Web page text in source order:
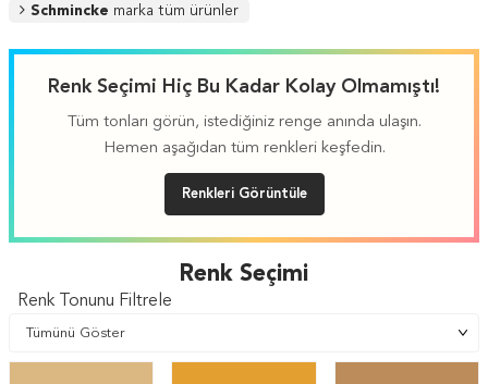
Schmincke marka tüm ürünler
Renk Seçimi Hiç Bu Kadar Kolay Olmamıştı!
Tüm tonları görün, istediğiniz renge anında ulaşın.
Hemen aşağıdan tüm renkleri keşfedin.
Renkleri Görüntüle
Renk Seçimi
Renk Tonunu Filtrele